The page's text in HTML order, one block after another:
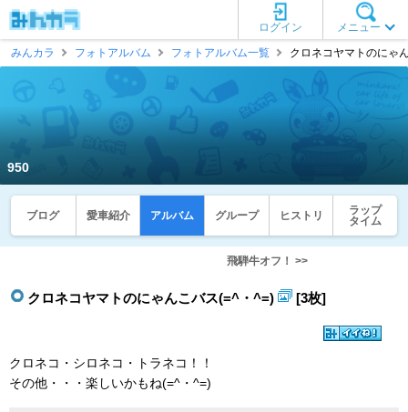
メニュー
ログイン
みんカラ
フォトアルバム フォトアルバム一覧 クロネコヤマトのにゃ
950
ブログ 愛車紹介 アルバム グループ ヒストリ
ラップ
タイム
飛騨牛オフ！ >>
クロネコヤマトのにゃんこバス(=^・^=) [3枚]
クロネコ・シロネコ・トラネコ！！
その他・・・楽しいかもね(=^・^=)